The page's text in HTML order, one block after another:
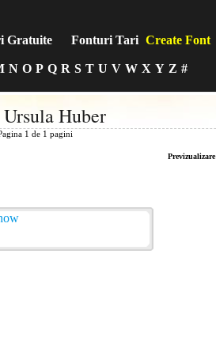
Gratuite Fonturi Tari Create Font
N O P Q R S T U V W X Y Z #
Huber
Pagina 1 de 1 pagini
Previzualizare